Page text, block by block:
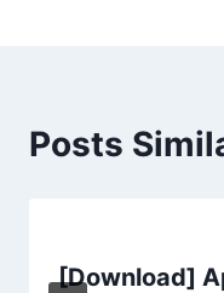
Posts
[Download]